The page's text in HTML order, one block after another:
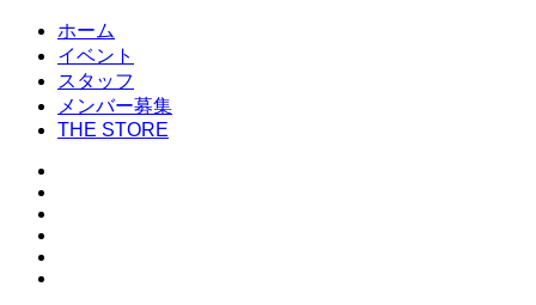
ホーム
イベント
スタッフ
メンバー募集
THE STORE